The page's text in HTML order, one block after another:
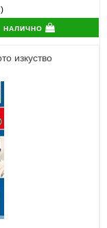
налично
изкуство